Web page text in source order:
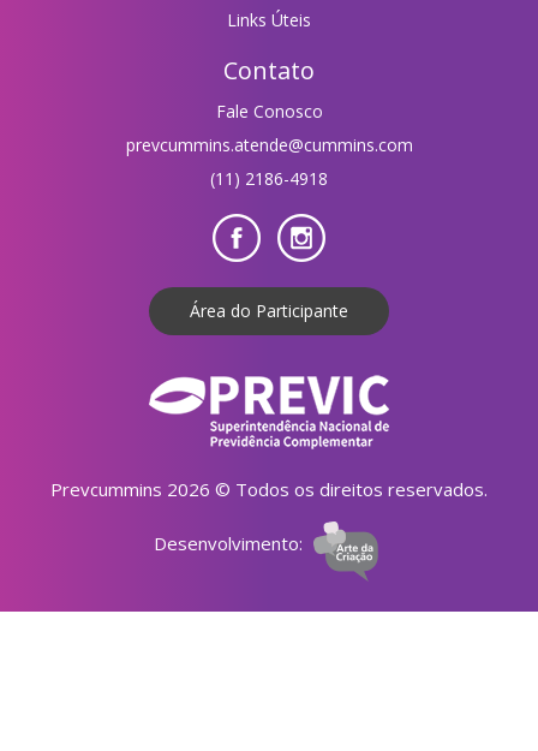
Links Úteis
Contato
Fale Conosco
prevcummins.atende@cummins.com
(11) 2186-4918
Área do Participante
Prevcummins 2026 © Todos os direitos reservados.
Desenvolvimento: